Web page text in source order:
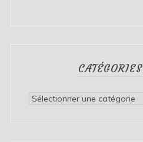
CATÉGORIES
Catégories